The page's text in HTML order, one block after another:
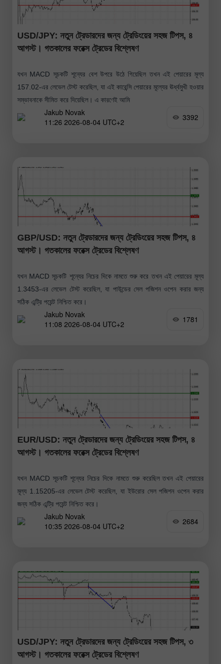
USD/JPY: নতুন ট্রেডারদের জন্য ট্রেডিংয়ের সহজ টিপস, ৪
আগস্ট। গতকালের ফরেক্স ট্রেডের বিশ্লেষণ
যখন MACD সূচকটি শূন্যের বেশ উপরে উঠে গিয়েছিল তখন এই পেয়ারের মূল্য
157.02-এর লেভেল টেস্ট করেছিল, যা এই কারেন্সি পেয়ারের মূল্যের ঊর্ধ্বমুখী হওয়ার
সম্ভাবনাকে সীমিত করে দিয়েছিল। এ কারণেই আমি
Jakub Novak
11:26 2026-08-04 UTC+2
3392
GBP/USD: নতুন ট্রেডারদের জন্য ট্রেডিংয়ের সহজ টিপস, ৪
আগস্ট। গতকালের ফরেক্স ট্রেডের বিশ্লেষণ
যখন MACD সূচকটি শূন্যের নিচের দিকে নামতে শুরু করে তখন এই পেয়ারের মূল্য
1.3453-এর লেভেল টেস্ট করেছিল, যা পাউন্ডের সেল পজিশন ওপেন করার জন্য
সঠিক এন্ট্রি পয়েন্ট নিশ্চিত করে।
Jakub Novak
11:08 2026-08-04 UTC+2
1781
EUR/USD: নতুন ট্রেডারদের জন্য ট্রেডিংয়ের সহজ টিপস, ৪
আগস্ট। গতকালের ফরেক্স ট্রেডের বিশ্লেষণ
যখন MACD সূচকটি শূন্যের নিচের দিকে নামতে শুরু করেছিল তখন এই পেয়ারের
মূল্য 1.15205-এর লেভেল টেস্ট করেছিল, যা ইউরোর সেল পজিশন ওপেন করার
জন্য সঠিক এন্ট্রি পয়েন্ট নিশ্চিত করে।
Jakub Novak
10:35 2026-08-04 UTC+2
2684
USD/JPY: নতুন ট্রেডারদের জন্য ট্রেডিংয়ের সহজ টিপস, ৩
আগস্ট। গতকালের ফরেক্স ট্রেডের বিশ্লেষণ